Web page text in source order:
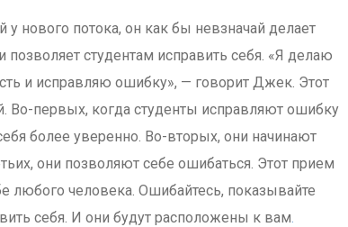
нового потока, он как бы невзначай делает
студентам исправить себя. «Я делаю
и исправляю ошибку», — говорит Джек. Этот
Во-первых, когда студенты исправляют ошибку
более уверенно. Во-вторых, они начинают
они позволяют себе ошибаться. Этот прием
любого человека. Ошибайтесь, показывайте
себя. И они будут расположены к вам